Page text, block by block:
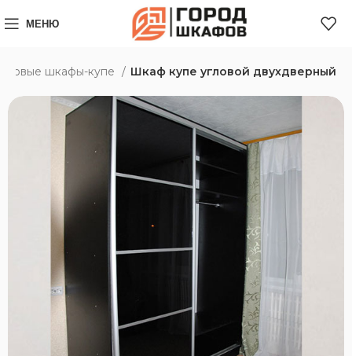
МЕНЮ
шкафы-купе Шкаф купе угловой двухдверный